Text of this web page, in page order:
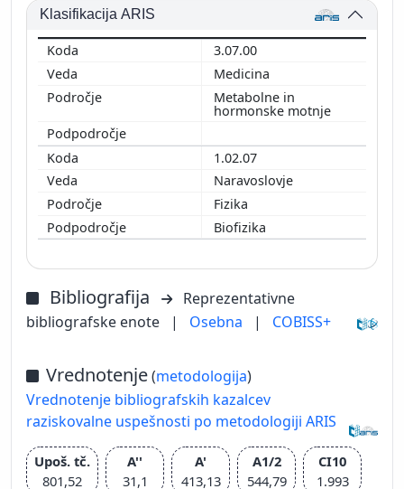
Klasifikacija ARIS
3.07.00
Medicina
Metabolne in
hormonske motnje
1.02.07
Naravoslovje
Fizika
Biofizika
Bibliografija
Reprezentativne
bibliografske enote
| Osebna | COBISS+
Vrednotenje(metodologija)
Vrednotenje bibliografskih kazalcev
raziskovalne uspešnosti po metodologiji ARIS
Upoš. tč.
801,52
A''
31,1
A'
413,13
A1/2
544,79
CI10
1.993